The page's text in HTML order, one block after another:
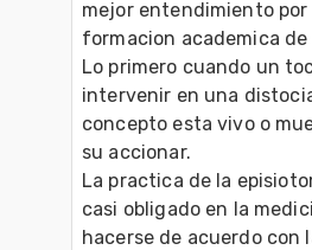
mejor entendimiento por
formacion academica
Lo primero cuando un
intervenir en una
concepto esta vivo o
su accionar.
La practica de la
casi obligado en la
hacerse de acuerdo con